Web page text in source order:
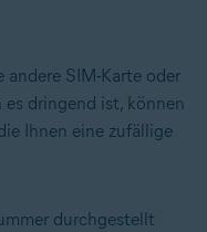
andere SIM-Karte oder
es dringend ist, können
Ihnen eine zufällige
durchgestellt